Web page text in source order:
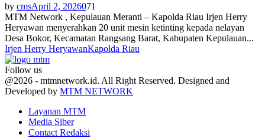
by cmsApril 2, 2026071
MTM Network , Kepulauan Meranti – Kapolda Riau Irjen Herry
Heryawan menyerahkan 20 unit mesin ketinting kepada nelayan
Desa Bokor, Kecamatan Rangsang Barat, Kabupaten Kepulauan...
Irjen Herry HeryawanKapolda Riau
Follow us
Facebook
Twitter
Youtube
@2026 - mtmnetwork.id. All Right Reserved. Designed and
Developed by MTM NETWORK
Layanan MTM
Media Siber
Contact Redaksi